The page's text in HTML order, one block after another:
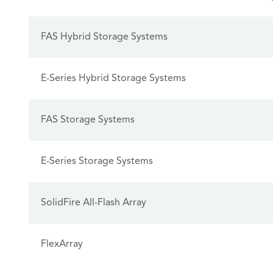
FAS Hybrid Storage Systems
E-Series Hybrid Storage Systems
FAS Storage Systems
E-Series Storage Systems
SolidFire All-Flash Array
FlexArray